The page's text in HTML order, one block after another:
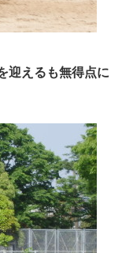
迎えるも無得点に